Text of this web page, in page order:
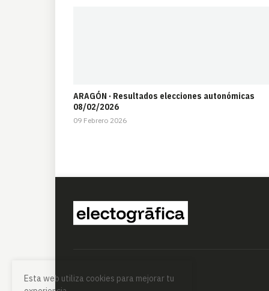
ARAGÓN · Resultados elecciones autonómicas
08/02/2026
09 Febrero 2026
Esta web utiliza cookies para mejorar tu